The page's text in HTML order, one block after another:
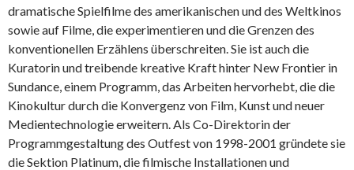
dramatische Spielfilme des amerikanischen und des Weltkinos
sowie auf Filme, die experimentieren und die Grenzen des
konventionellen Erzählens überschreiten. Sie ist auch die
Kuratorin und treibende kreative Kraft hinter New Frontier in
Sundance, einem Programm, das Arbeiten hervorhebt, die die
Kinokultur durch die Konvergenz von Film, Kunst und neuer
Medientechnologie erweitern. Als Co-Direktorin der
Programmgestaltung des Outfest von 1998-2001 gründete sie
die Sektion Platinum, die filmische Installationen und